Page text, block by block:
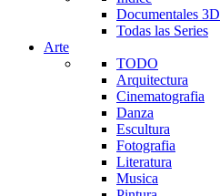
Documentales 3D
Todas las Series
Arte
TODO
Arquitectura
Cinematografia
Danza
Escultura
Fotografia
Literatura
Musica